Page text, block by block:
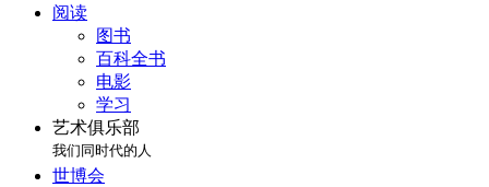
阅读
图书
百科全书
电影
学习
艺术俱乐部
我们同时代的人
世博会